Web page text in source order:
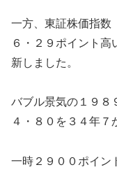
一方、東証株価指数
６・２９ポイント
新しました。
バブル景気の１９８
４・８０を３４年７
一時２９００ポイン